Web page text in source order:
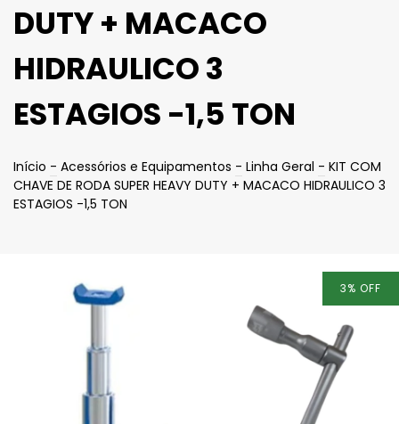
DUTY + MACACO
HIDRAULICO 3
ESTAGIOS -1,5 TON
Início - Acessórios e Equipamentos - Linha Geral - KIT COM
CHAVE DE RODA SUPER HEAVY DUTY + MACACO HIDRAULICO 3
ESTAGIOS -1,5 TON
3% OFF